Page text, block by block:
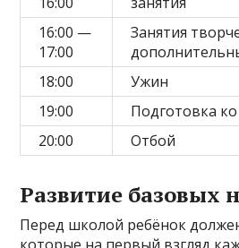
16:00 —
17:00
Занятия
18:00
Ужин
19:00
Подготовка
20:00
Отбой
Развитие базовых
Перед школой ребёнок